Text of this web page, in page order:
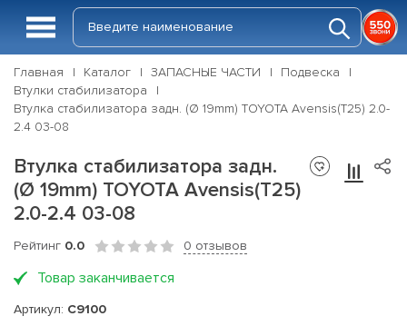
Главная Каталог ЗАПАСНЫЕ ЧАСТИ
Подвеска
Втулки стабилизатора
Втулка стабилизатора задн. (Ø 19mm) TOYOTA Avensis(T25) 2.0-
2.4 03-08
Втулка стабилизатора задн.
(Ø 19mm) TOYOTA Avensis(T25)
2.0-2.4 03-08
Рейтинг 0.0 0 отзывов
Товар заканчивается
Артикул: C9100